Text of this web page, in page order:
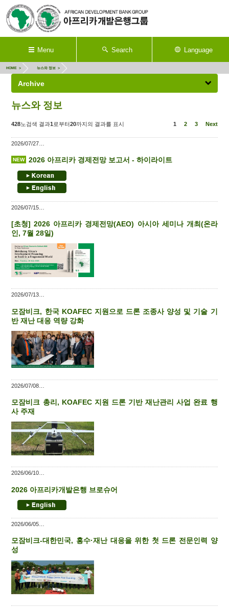
Menu Search Language
HOME 뉴스와 정보
Archive
뉴스와 정보
428노검색 결과1 로부터20까지의 결과를 표시 1 2 3 Next
2026/07/27
2026 아프리카 경제전망 보고서 - 하이라이트
2026/07/15
[초청] 2026 아프리카 경제전망(AEO) 아시아 세미나 개최(온라
인, 7월 28일)
2026/07/13
모잠비크, 한국 KOAFEC 지원으로 드론 조종사 양성 및 기술 기
반 재난 대응 역량 강화
2026/07/08
모잠비크 총리, KOAFEC 지원 드론 기반 재난관리 사업 완료 행
사 주재
2026/06/10
2026 아프리카개발은행 브로슈어
2026/06/05
모잠비크-대한민국, 홍수·재난 대응을 위한 첫 드론 전문인력 양
성